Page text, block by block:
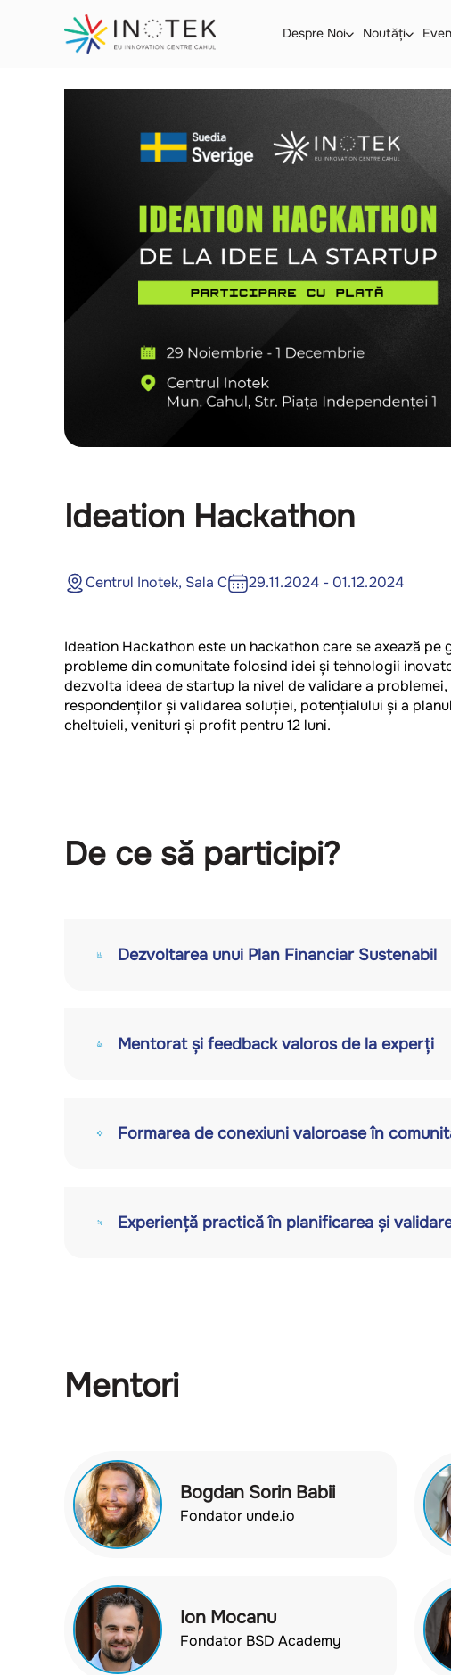
Despre Noi Noutăți
Ideation Hackathon
Centrul Inotek, Sala C 29.11.2024 - 01.12.2024
Ideation Hackathon este un hackathon care se axează pe
probleme din comunitate folosind idei și tehnologii
dezvolta ideea de startup la nivel de validare a
respondenților și validarea soluției, potențialului și a
cheltuieli, venituri și profit pentru 12 luni.
De ce să participi?
Dezvoltarea unui Plan Financiar Sustenabil
Mentorat și feedback valoros de la experți
Formarea de conexiuni valoroase în
Experiență practică în planificarea și
Mentori
Bogdan Sorin Babii
Fondator unde.io
Ion Mocanu
Fondator BSD Academy